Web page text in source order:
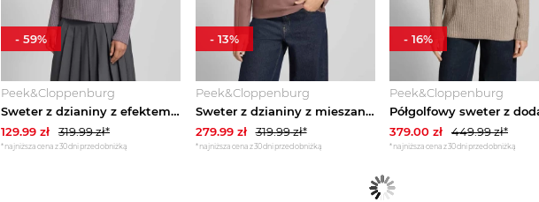
Peek&Cloppenburg
Sweter z dzianiny z efektem prążkowania i stójką Jake*s Lawendowy
129.99 zł 319.99zł*
*najniższa cena z 30 dni przed obniżką
- 59%
Peek&Cloppenburg
Sweter z dzianiny z mieszanki wiskozy ze wzorem ze stójką comma
279.99zł 319.99zł*
*najniższa cena z 30 dni przed obniżką
- 13%
Peek&Cloppenburg
379.00 zł 449.99zł*
*najniższa cena z 30 dni przed obniżką
- 16%